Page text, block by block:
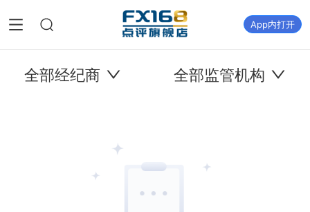
App内打开
全部经纪商 全部监管机构